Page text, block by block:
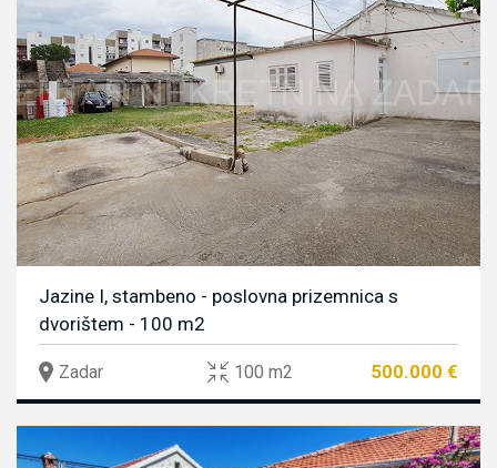
Jazine I, stambeno - poslovna prizemnica s
dvorištem - 100 m2
Zadar 100 m2 500.000 €